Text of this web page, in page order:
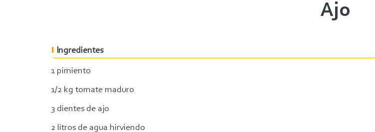
Ajo
Ingredientes
1 pimiento
1/2 kg tomate maduro
3 dientes de ajo
2 litros de agua hirviendo